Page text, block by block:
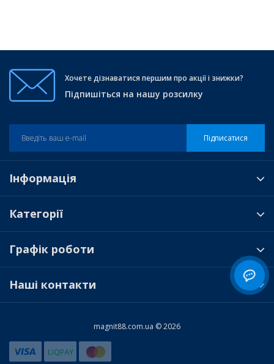
Хочете дізнаватися першим про акції і знижки?
Підпишіться на нашу розсилку
Підписатися
Інформація
Категорії
Графік роботи
Наші контакти
magnit88.com.ua © 2026